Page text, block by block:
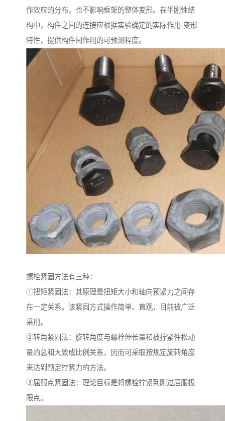
作效应的分布，也不影响框架的整体变形。在半刚性结
构中，构件之间的连接应根据实验确定的实际作用-变形
特性，提供构件间作用的可预测程度。
螺栓紧固方法有三种：
①扭矩紧固法：其原理是扭矩大小和轴向预紧力之间存
在一定关系。该紧固方式操作简单、直观，目前被广泛
采用。
②转角紧固法：旋转角度与螺栓伸长量和被拧紧件松动
量的总和大致成比例关系，因而可采取按规定旋转角度
来达到预定拧紧力的方法。
③屈服点紧固法：理论目标是将螺栓拧紧到刚过屈服极
限点。